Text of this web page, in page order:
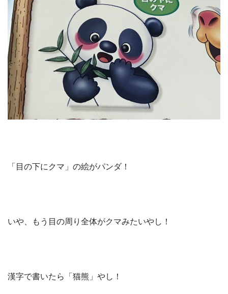
「目の下にクマ」の絵がパンダ！
いや、もう目の周り全体がクマみたいやし！
漢字で書いたら「猫熊」やし！